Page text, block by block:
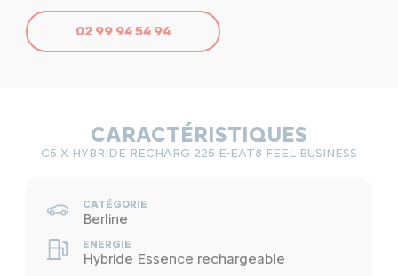
02 99 94 54 94
CARACTÉRISTIQUES
C5 X HYBRIDE RECHARG 225 E-EAT8 FEEL BUSINESS
CATÉGORIE
Berline
ENERGIE
Hybride Essence rechargeable